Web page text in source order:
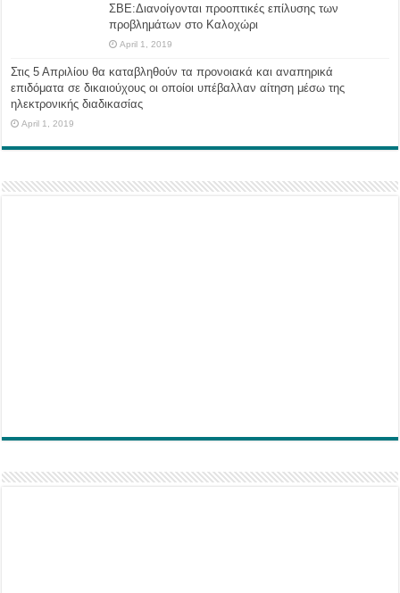
ΣΒΕ:Διανοίγονται προοπτικές επίλυσης των
προβλημάτων στο Καλοχώρι
April 1, 2019
Στις 5 Απριλίου θα καταβληθούν τα προνοιακά και αναπηρικά
επιδόματα σε δικαιούχους οι οποίοι υπέβαλλαν αίτηση μέσω της
ηλεκτρονικής διαδικασίας
April 1, 2019